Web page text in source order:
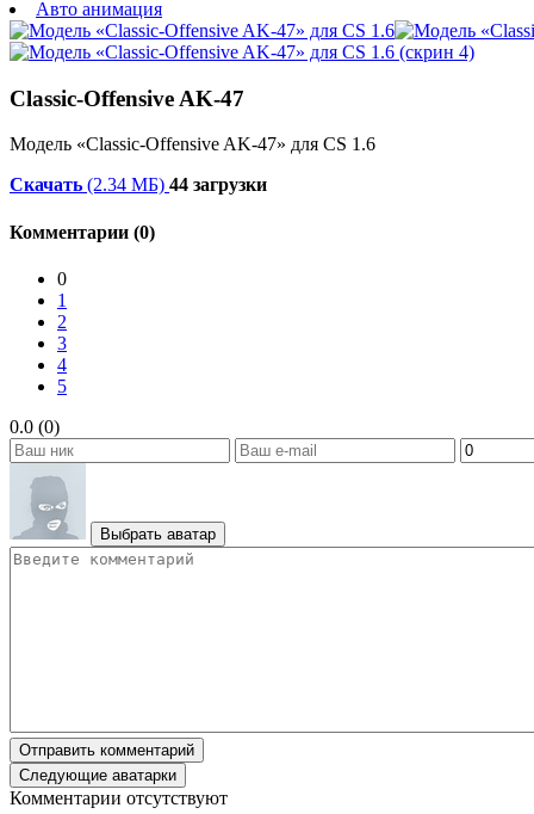
Авто анимация
Classic-Offensive AK-47
Модель «Classic-Offensive AK-47» для CS 1.6
Скачать (2.34 МБ) 44 загрузки
Комментарии (0)
0
1
2
3
4
5
0.0 (0)
Выбрать аватар
Отправить комментарий
Следующие аватарки
Комментарии отсутствуют